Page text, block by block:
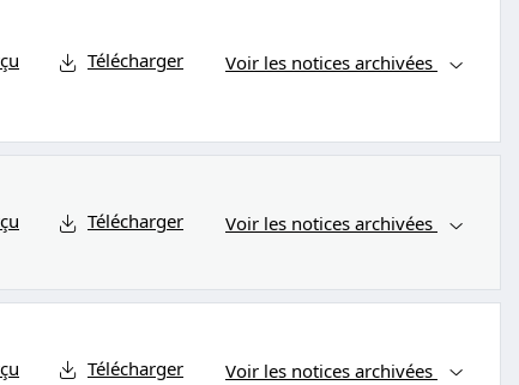
Télécharger Voir les notices archivées
Télécharger Voir les notices archivées
Télécharger Voir les notices archivées